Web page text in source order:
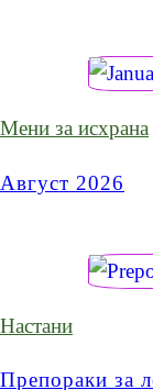
Мени за исхрана
Август 2026
Настани
Препораки за